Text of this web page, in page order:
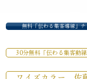
無料「伝わる集客導線」チ
30分無料「伝わる集客動
ワイズカラー 佐